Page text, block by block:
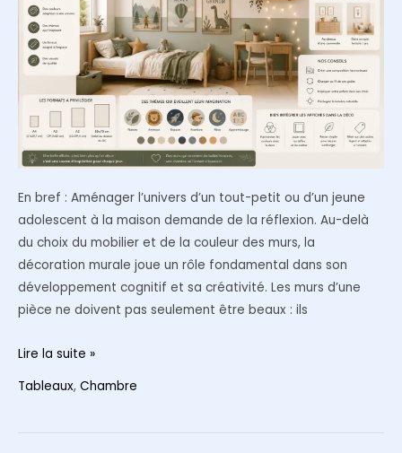
salon
En bref : Aménager l’univers d’un tout-petit ou d’un jeune
adolescent à la maison demande de la réflexion. Au-delà
du choix du mobilier et de la couleur des murs, la
décoration murale joue un rôle fondamental dans son
développement cognitif et sa créativité. Les murs d’une
pièce ne doivent pas seulement être beaux : ils
Comment
Lire la suite »
Tableaux, Chambre